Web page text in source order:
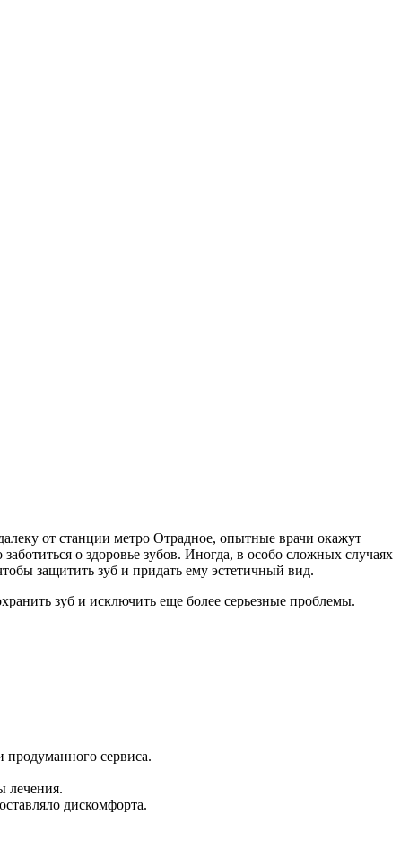
от станции метро Отрадное, опытные врачи окажут
о здоровье зубов. Иногда, в особо сложных случаях
защитить зуб и придать ему эстетичный вид.
зуб и исключить еще более серьезные проблемы.
сервиса.
лечения.
дискомфорта.